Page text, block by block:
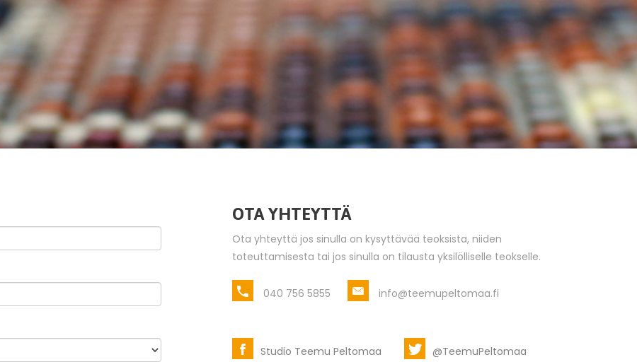
OTA YHTEYTTÄ
Ota yhteyttä jos sinulla on kysyttävää teoksista, niiden
toteuttamisesta tai jos sinulla on tilausta yksilölliselle teokselle.
040 756 5855 info@teemupeltomaa.fi
Studio Teemu Peltomaa @TeemuPeltomaa